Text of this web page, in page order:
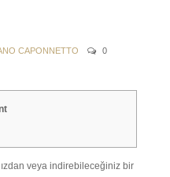
CAPONNETTO
0
veya indirebileceğiniz bir